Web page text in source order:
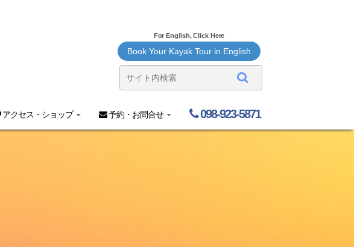
For English, Click Here
Book Your Kayak Tour in English
アクセス・ショップ 予約・お問合せ 098-923-5871